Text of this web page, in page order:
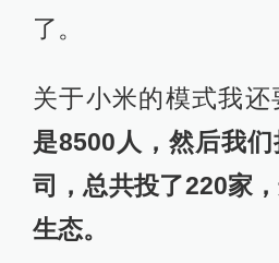
了。
关于小米的模式我
是8500人，然后我
司，总共投了220家
生态。